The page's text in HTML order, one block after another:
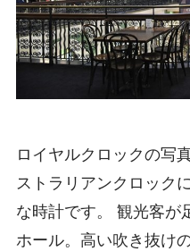
ロイヤルクロックの写
ストラリアンクロック
な時計です。 観光客が
ホール。高い吹き抜け